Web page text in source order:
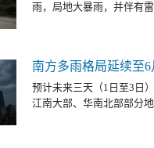
雨，局地大暴雨，并伴有
南方多雨格局延续至
预计未来三天（1日至3日
江南大部、华南北部部分